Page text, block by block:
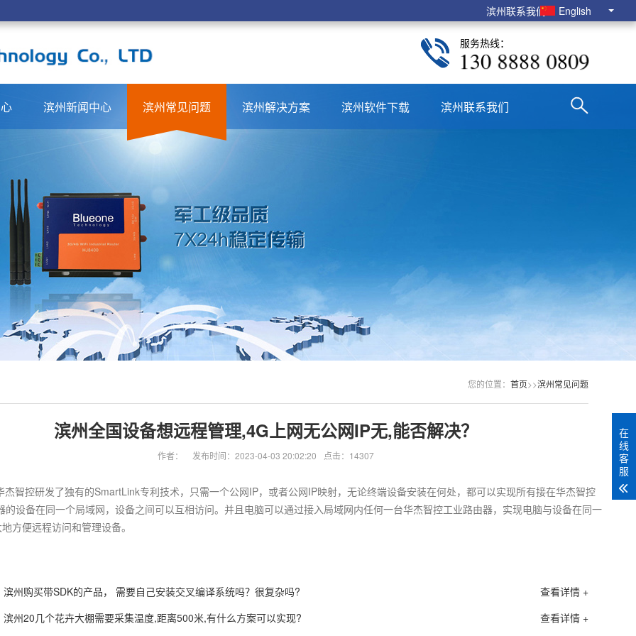
滨州联系我们 English
服务热线：
130 8888 0809
滨州新闻中心 滨州常见问题 滨州解决方案 滨州软件下载 滨州联系我们
您的位置： 首页>>滨州常见问题
滨州全国设备想远程管理,4G上网无公网IP无,能否解决？
作者： 发布时间：2023-04-03 20:02:20 点击：14307
杰智控研发了独有的SmartLink专利技术，只需一个公网IP，或者公网IP映射，无论终端设备安装在何处，都可以实现所有接在华杰智控
的设备在同一个局域网，设备之间可以互相访问。并且电脑可以通过接入局域网内任何一台华杰智控工业路由器，实现电脑与设备在同一
方便远程访问和管理设备。
查看详情 +
滨州购买带SDK的产品， 需要自己安装交叉编译系统吗？很复杂吗?
查看详情 +
滨州20几个花卉大棚需要采集温度,距离500米,有什么方案可以实现?
在
线
客
服